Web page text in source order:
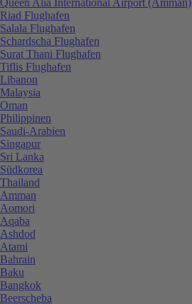
Riad Flughafen
Salala Flughafen
Schardscha Flughafen
Surat Thani Flughafen
Tiflis Flughafen
Libanon
Malaysia
Oman
Philippinen
Saudi-Arabien
Singapur
Sri Lanka
Südkorea
Thailand
Amman
Aomori
Aqaba
Ashdod
Atami
Bahrain
Baku
Bangkok
Beerscheba